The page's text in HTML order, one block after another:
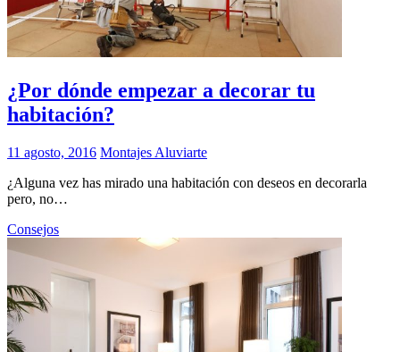
¿Por dónde empezar a decorar tu
habitación?
11 agosto, 2016 Montajes Aluviarte
¿Alguna vez has mirado una habitación con deseos en decorarla
pero, no…
Consejos